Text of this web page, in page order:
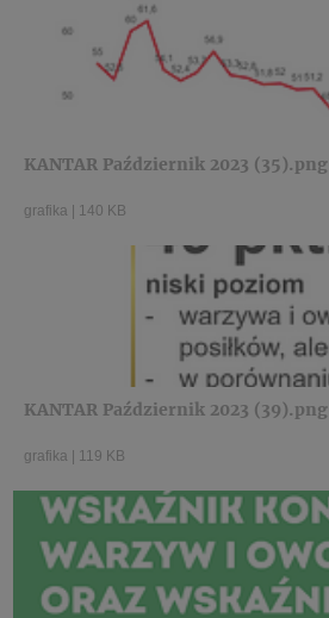
KANTAR Październik 2023 (35).png
grafika 140 KB
KANTAR Październik 2023 (39).png
grafika 119 KB